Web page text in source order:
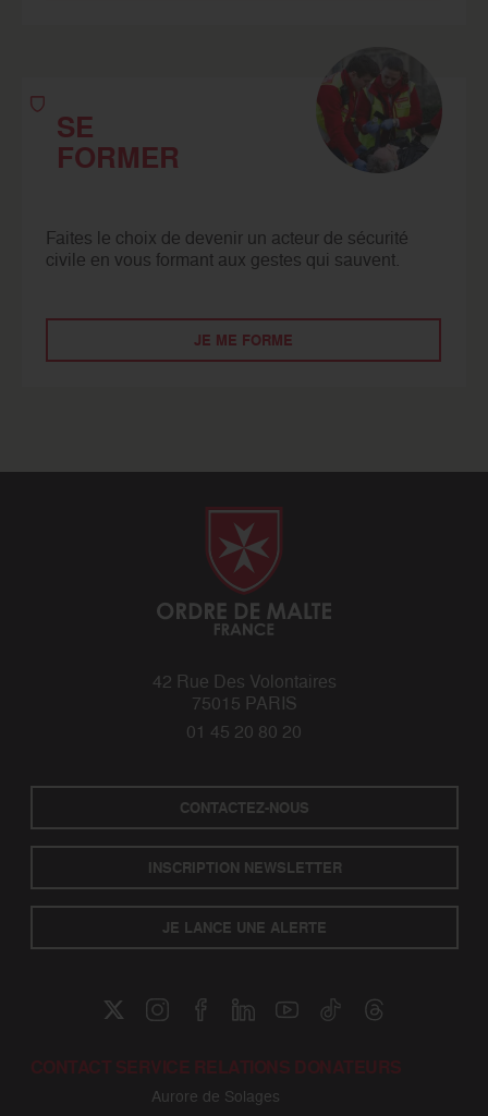
SE
FORMER
Faites le choix de devenir un acteur de sécurité
civile en vous formant aux gestes qui sauvent.
JE ME FORME
42 Rue Des Volontaires
75015 PARIS
01 45 20 80 20
CONTACTEZ-NOUS
INSCRIPTION NEWSLETTER
JE LANCE UNE ALERTE
CONTACT SERVICE RELATIONS DONATEURS
Aurore de Solages